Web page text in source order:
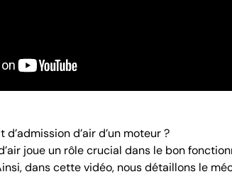
d’air d’un moteur ?
joue un rôle crucial dans le bon
dans cette vidéo, nous détaillons le